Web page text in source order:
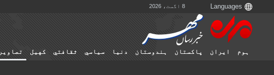
8 اگست، 2026
ہوم ایران پاکستان ہندوستان دنیا سياسي ثقافتي کهيل تصاوير